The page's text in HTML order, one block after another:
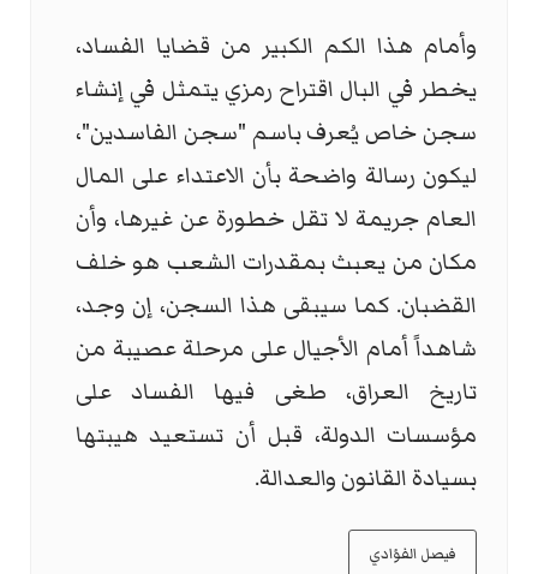
وأمام هذا الكم الكبير من قضايا الفساد،
يخطر في البال اقتراح رمزي يتمثل في إنشاء
سجن خاص يُعرف باسم "سجن الفاسدين"،
ليكون رسالة واضحة بأن الاعتداء على المال
العام جريمة لا تقل خطورة عن غيرها، وأن
مكان من يعبث بمقدرات الشعب هو خلف
القضبان. كما سيبقى هذا السجن، إن وجد،
شاهداً أمام الأجيال على مرحلة عصيبة من
تاريخ العراق، طغى فيها الفساد على
مؤسسات الدولة، قبل أن تستعيد هيبتها
بسيادة القانون والعدالة.
فيصل الفؤادي